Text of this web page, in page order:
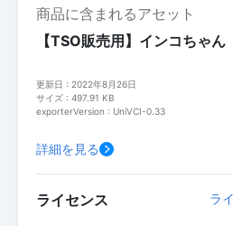
商品に含まれるアセット
【TSO販売用】インコちゃん
更新日 : 2022年8月26日
サイズ : 497.91 KB
exporterVersion : UniVCI-0.33
詳細を見る
ライセンス ラ